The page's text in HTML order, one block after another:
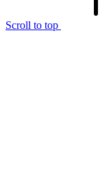
Scroll to top